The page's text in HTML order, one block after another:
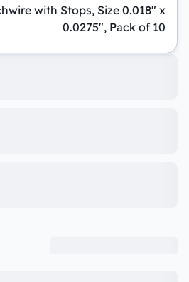
with Stops, Size 0.018" x
0.0275", Pack of 10